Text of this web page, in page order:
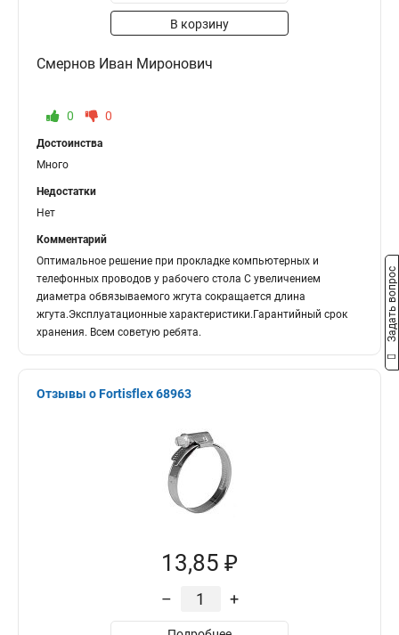
В корзину
Смернов Иван Миронович
0 0
Достоинства
Много
Недостатки
Нет
Комментарий
Оптимальное решение при прокладке компьютерных и
телефонных проводов у рабочего стола С увеличением
диаметра обвязываемого жгута сокращается длина
жгута.Эксплуатационные характеристики.Гарантийный срок
хранения. Всем советую ребята.
Отзывы о Fortisflex 68963
13,85 ₽
– +
Задать вопрос